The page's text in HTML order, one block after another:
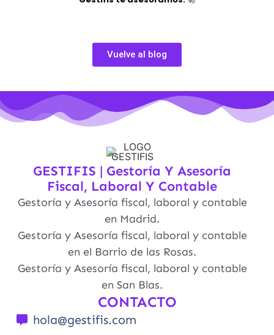
Vuelve al blog
GESTIFIS | Gestoría Y Asesoría
Fiscal, Laboral Y Contable
Gestoría y Asesoría fiscal, laboral y contable
en Madrid.
Gestoría y Asesoría fiscal, laboral y contable
en el Barrio de las Rosas.
Gestoría y Asesoría fiscal, laboral y contable
en San Blas.
CONTACTO
hola@gestifis.com